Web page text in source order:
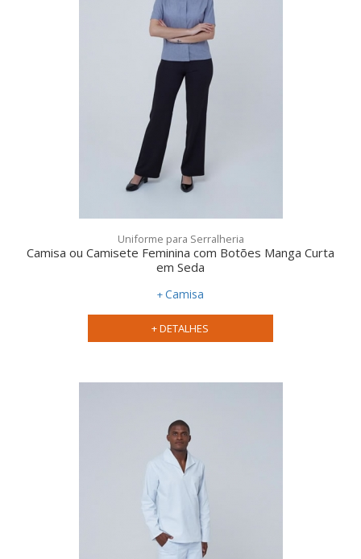
Uniforme para Serralheria
Camisa ou Camisete Feminina com Botões Manga Curta
em Seda
Camisa
+ DETALHES